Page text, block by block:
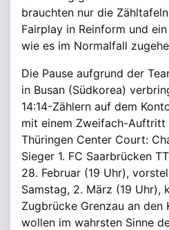
brauchten nur die
Fairplay in Reinform und
wie es im Normalfall
Die Pause aufgrund der
in Busan (Südkorea)
14:14-Zählern auf dem
mit einem Zweifach-Auftritt
Thüringen Center Court:
Sieger 1. FC Saarbrücken
28. Februar (19 Uhr),
Samstag, 2. März (19 Uhr),
Zugbrücke Grenzau an den
wollen im wahrsten Sinne